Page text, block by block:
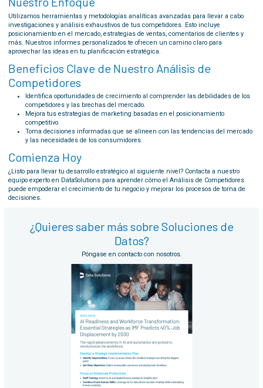
Utilizamos herramientas y metodologías analíticas avanzadas para llevar a cabo
investigaciones y análisis exhaustivos de tus competidores. Esto incluye
posicionamiento en el mercado, estrategias de ventas, comentarios de clientes y
más. Nuestros informes personalizados te ofrecen un camino claro para
aprovechar las ideas en tu planificación estratégica.
Beneficios Clave de Nuestro Análisis de
Competidores
Identifica oportunidades de crecimiento al comprender las debilidades de los
competidores y las brechas del mercado.
Mejora tus estrategias de marketing basadas en el posicionamiento
competitivo.
Toma decisiones informadas que se alineen con las tendencias del mercado
y las necesidades de los consumidores.
Comienza Hoy
¿Listo para llevar tu desarrollo estratégico al siguiente nivel? Contacta a nuestro
equipo experto en DataSolutions para aprender cómo el Análisis de Competidores
puede empoderar el crecimiento de tu negocio y mejorar los procesos de toma de
decisiones.
¿Quieres saber más sobre Soluciones de
Datos?
Póngase en contacto con nosotros.